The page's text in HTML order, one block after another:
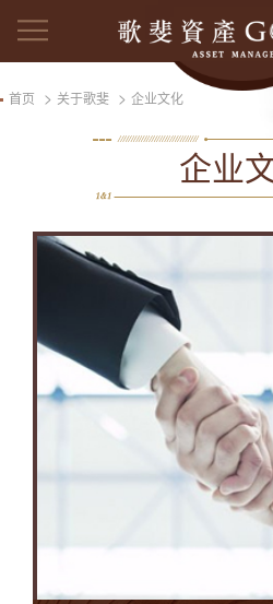
首页 > 关于歌斐 > 企业文化
企业